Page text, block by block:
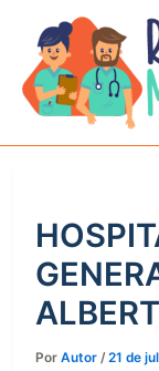
contenido
Por Autor /21 de